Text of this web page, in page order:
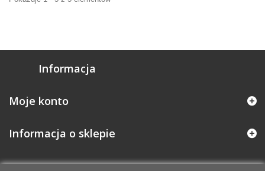
Informacja
Moje konto
Informacja o sklepie